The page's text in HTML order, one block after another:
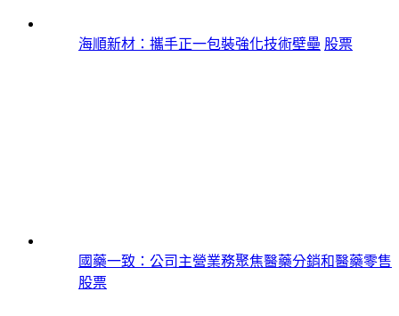
海順新材：攜手正一包裝強化技術壁壘 股票
國藥一致：公司主營業務聚焦醫藥分銷和醫藥零售
股票